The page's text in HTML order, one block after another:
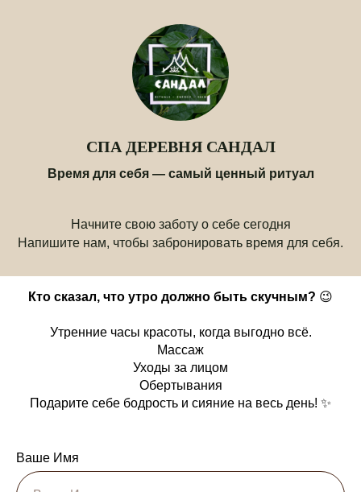
СПА ДЕРЕВНЯ САНДАЛ
Время для себя — самый ценный ритуал
Начните свою заботу о себе сегодня
Напишите нам, чтобы забронировать время для себя.
Кто сказал, что утро должно быть скучным? 😉
Утренние часы красоты, когда выгодно всё.
Массаж
Уходы за лицом
Обертывания
Подарите себе бодрость и сияние на весь день! ✨
Ваше Имя